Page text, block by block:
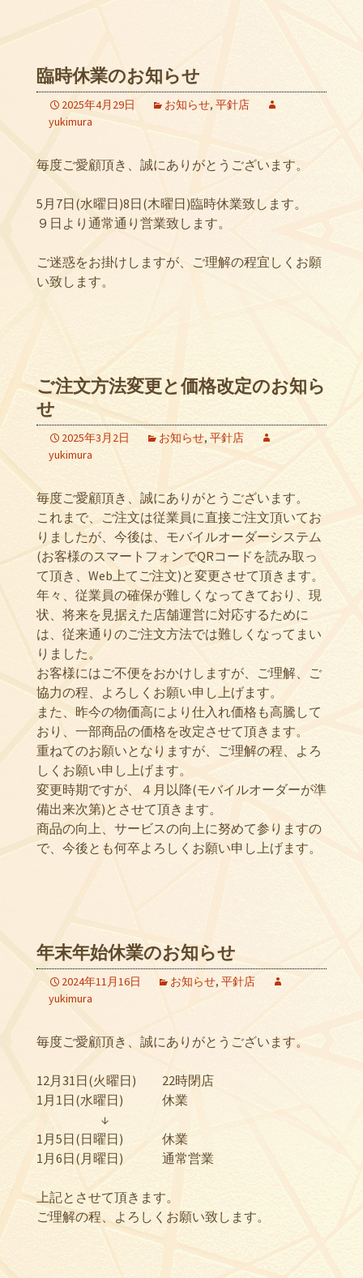
臨時休業のお知らせ
2025年4月29日 お知らせ, 平針店
yukimura
毎度ご愛顧頂き、誠にありがとうございます。
5月7日(水曜日)8日(木曜日)臨時休業致します。
９日より通常通り営業致します。
ご迷惑をお掛けしますが、ご理解の程宜しくお願
い致します。
ご注文方法変更と価格改定のお知ら
せ
2025年3月2日 お知らせ, 平針店
yukimura
毎度ご愛顧頂き、誠にありがとうございます。
これまで、ご注文は従業員に直接ご注文頂いてお
りましたが、今後は、モバイルオーダーシステム
(お客様のスマートフォンでQRコードを読み取っ
て頂き、Web上てご注文)と変更させて頂きます。
年々、従業員の確保が難しくなってきており、現
状、将来を見据えた店舗運営に対応するために
は、従来通りのご注文方法では難しくなってまい
りました。
お客様にはご不便をおかけしますが、ご理解、ご
協力の程、よろしくお願い申し上げます。
また、昨今の物価高により仕入れ価格も高騰して
おり、一部商品の価格を改定させて頂きます。
重ねてのお願いとなりますが、ご理解の程、よろ
しくお願い申し上げます。
変更時期ですが、４月以降(モバイルオーダーが準
備出来次第)とさせて頂きます。
商品の向上、サービスの向上に努めて参りますの
で、今後とも何卒よろしくお願い申し上げます。
年末年始休業のお知らせ
2024年11月16日 お知らせ, 平針店
yukimura
毎度ご愛顧頂き、誠にありがとうございます。
12月31日(火曜日) 22時閉店
1月1日(水曜日) 休業
↓
1月5日(日曜日) 休業
1月6日(月曜日) 通常営業
上記とさせて頂きます。
ご理解の程、よろしくお願い致します。